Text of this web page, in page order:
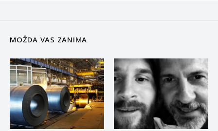
MOŽDA VAS ZANIMA